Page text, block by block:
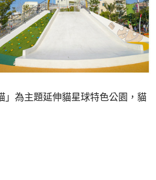
」為主題延伸貓星球特色公園，貓